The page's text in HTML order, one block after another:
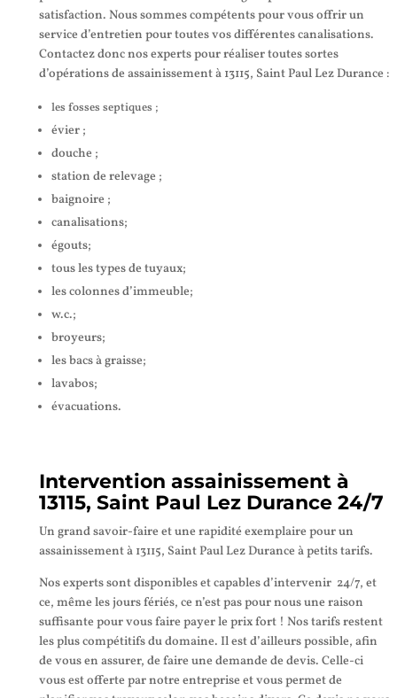
satisfaction. Nous sommes compétents pour vous offrir un
service d’entretien pour toutes vos différentes canalisations.
Contactez donc nos experts pour réaliser toutes sortes
d’opérations de assainissement à 13115, Saint Paul Lez Durance :
les fosses septiques ;
évier ;
douche ;
station de relevage ;
baignoire ;
canalisations;
égouts;
tous les types de tuyaux;
les colonnes d’immeuble;
w.c.;
broyeurs;
les bacs à graisse;
lavabos;
évacuations.
Intervention assainissement à
13115, Saint Paul Lez Durance 24/7
Un grand savoir-faire et une rapidité exemplaire pour un
assainissement à 13115, Saint Paul Lez Durance à petits tarifs.
Nos experts sont disponibles et capables d’intervenir 24/7, et
ce, même les jours fériés, ce n’est pas pour nous une raison
suffisante pour vous faire payer le prix fort ! Nos tarifs restent
les plus compétitifs du domaine. Il est d’ailleurs possible, afin
de vous en assurer, de faire une demande de devis. Celle-ci
vous est offerte par notre entreprise et vous permet de